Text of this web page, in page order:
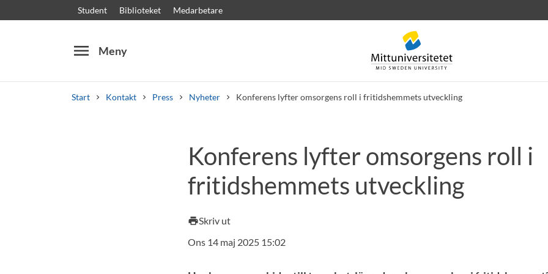
Student Biblioteket Medarbetare
menu Meny
Start Kontakt Press Nyheter Konferens lyfter omsorgens roll i fritidshemmets utveckling
Kursplaner VälkomstbrevPersonalLediga jobb
Konferens lyfter omsorgens roll i
fritidshemmets utveckling
printSkriv ut
Ons 14 maj 2025 15:02